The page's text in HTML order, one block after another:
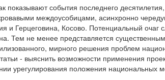
показывают события последнего
междоусобицами, асинхронно
и Герцеговина, Косово. Потенциальный очаг
Тем не менее представляется
мирного решения проблем
- выяснить возможности применения
урегулирования положения национальных